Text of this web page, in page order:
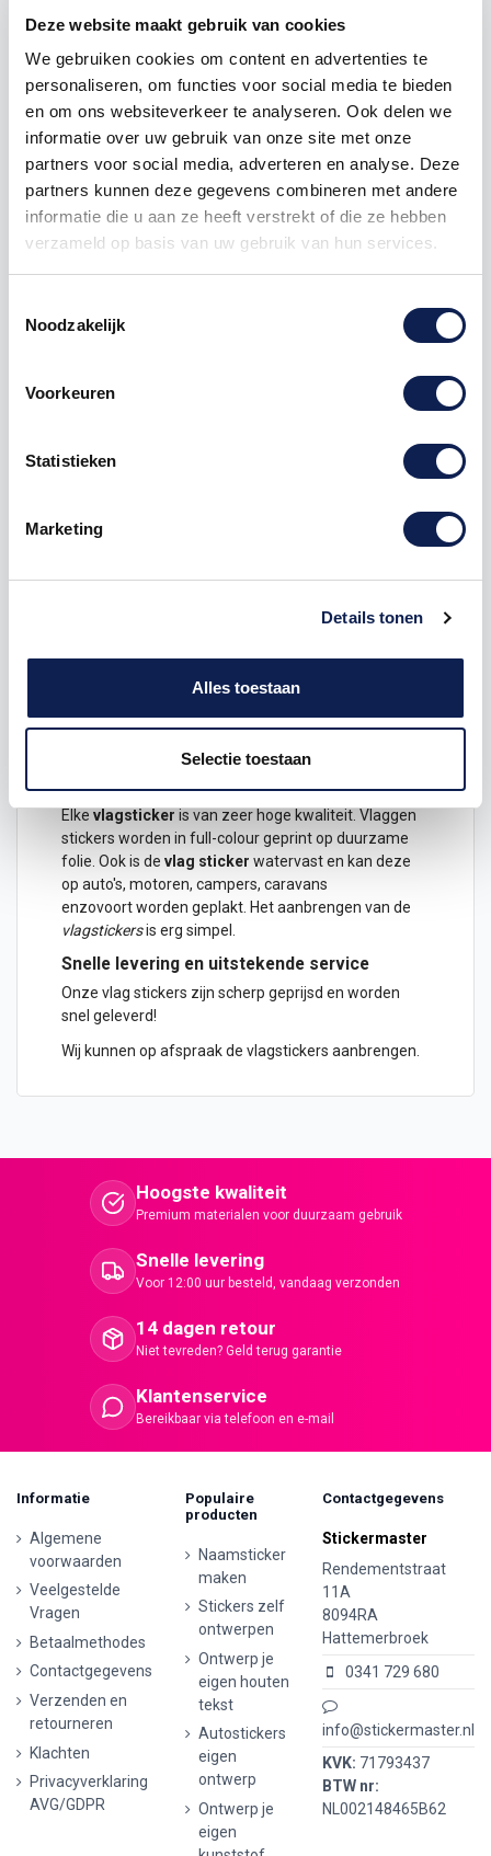
Deze website maakt gebruik van cookies
We gebruiken cookies om content en advertenties te
personaliseren, om functies voor social media te bieden
en om ons websiteverkeer te analyseren. Ook delen we
informatie over uw gebruik van onze site met onze
partners voor social media, adverteren en analyse. Deze
partners kunnen deze gegevens combineren met andere
informatie die u aan ze heeft verstrekt of die ze hebben
verzameld op basis van uw gebruik van hun services.
Noodzakelijk
Voorkeuren
Statistieken
Marketing
Details tonen
Alles toestaan
Selectie toestaan
25 € 0,43 € 1,88
50 € 0,40 € 5,00
100 € 0,38 € 12,50
Gemeente vlaggensticker
vlaggensticker.
Hoogte 6 x 9 cm
Hoogte 12 x 18 cm
Duurzame vlagstickers van hoge kwaliteit
Elke vlagsticker is van zeer hoge kwaliteit. Vlaggen
stickers worden in full-colour geprint op duurzame
folie. Ook is de vlag sticker watervast en kan deze
op auto's, motoren, campers, caravans
enzovoort worden geplakt. Het aanbrengen van de
vlagstickersis erg simpel.
Snelle levering en uitstekende service
Onze vlag stickers zijn scherp geprijsd en worden
snel geleverd!
Wij kunnen op afspraak de vlagstickers aanbrengen.
Hoogste kwaliteit
Premium materialen voor duurzaam gebruik
Snelle levering
Voor 12:00 uur besteld, vandaag verzonden
14 dagen retour
Niet tevreden? Geld terug garantie
Klantenservice
Bereikbaar via telefoon en e-mail
Informatie
Algemene
voorwaarden
Veelgestelde
Vragen
Betaalmethodes
Contactgegevens
Verzenden en
retourneren
Klachten
Privacyverklaring
AVG/GDPR
Populaire
producten
Naamsticker
maken
Stickers zelf
ontwerpen
Ontwerp je
eigen houten
tekst
Autostickers
eigen
ontwerp
Ontwerp je
eigen
Contactgegevens
Stickermaster
Rendementstraat
11A
8094RA
Hattemerbroek
0341 729 680
info@stickermaster.nl
KVK: 71793437
BTW nr:
NL002148465B62